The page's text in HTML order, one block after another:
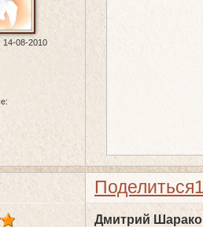
: 14-08-2010
Поделиться
Дмитрий